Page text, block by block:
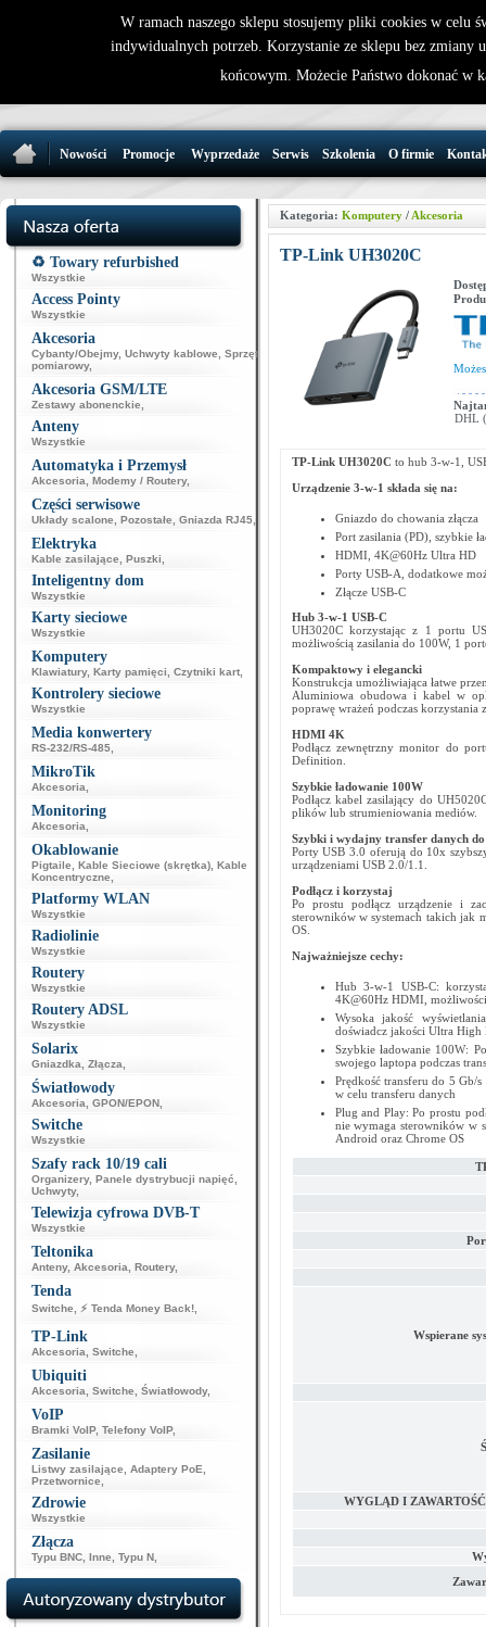
32 721 86
Nowości Promocje Wyprzedaże Serwis Szkolenia O firmie
♻️ Towary refurbished
Wszystkie
Access Pointy
Wszystkie
Akcesoria
Cybanty/Obejmy, Uchwyty kablowe
Sprzęt
pomiarowy,
Akcesoria GSM/LTE
Zestawy abonenckie
Anteny
Wszystkie
Automatyka i Przemysł
Akcesoria Modemy / Routery,
Części serwisowe
Układy scalone Pozostałe Gniazda RJ45
Elektryka
Kable zasilające Puszki
Inteligentny dom
Wszystkie
Karty sieciowe
Wszystkie
Komputery
Klawiatury, Karty pamięci Czytniki kart
Kontrolery sieciowe
Wszystkie
Media konwertery
RS-232/RS-485
MikroTik
Akcesoria
Monitoring
Akcesoria
Okablowanie
Pigtaile Kable Sieciowe (skrętka) Kable
Koncentryczne
Platformy WLAN
Wszystkie
Radiolinie
Wszystkie
Routery
Wszystkie
Routery ADSL
Wszystkie
Solarix
Gniazdka Złącza
Światłowody
Akcesoria GPON/EPON
Switche
Wszystkie
Szafy rack 10/19 cali
Organizery, Panele dystrybucji napięć
Uchwyty,
Telewizja cyfrowa DVB-T
Wszystkie
Teltonika
Anteny, Akcesoria Routery,
Tenda
Switche ⚡ Tenda Money Back!
TP-Link
Akcesoria Switche
Ubiquiti
Akcesoria Switche Światłowody,
VoIP
Bramki VoIP, Telefony VoIP,
Zasilanie
Listwy zasilające Adaptery PoE
Przetwornice
Zdrowie
Wszystkie
Złącza
Typu BNC Inne Typu N
Kategoria: Komputery/ Akcesoria
TP-Link UH3020C
DHL
TP-Link UH3020C to hub 3-w-1,
Urządzenie 3-w-1 składa się na:
Gniazdo do chowania złącza
Port zasilania (PD), szybkie
HDMI, 4K@60Hz Ultra HD
Porty USB-A, dodatkowe
Złącze USB-C
Hub 3-w-1 USB-C
UH3020C korzystając z 1 portu
możliwością zasilania do 100W, 1
Kompaktowy i elegancki
Konstrukcja umożliwiająca łatwe
Aluminiowa obudowa i kabel w
poprawę wrażeń podczas korzystania
HDMI 4K
Podłącz zewnętrzny monitor do
Definition.
Szybkie ładowanie 100W
Podłącz kabel zasilający do
plików lub strumieniowania mediów.
Szybki i wydajny transfer danych do
Porty USB 3.0 oferują do 10x
urządzeniami USB 2.0/1.1.
Podłącz i korzystaj
Po prostu podłącz urządzenie i
sterowników w systemach takich jak
OS.
Najważniejsze cechy:
Hub 3-w-1 USB-C:
4K@60Hz HDMI,
Wysoka jakość
doświadcz jakości Ultra
Szybkie ładowanie 100W:
swojego laptopa podczas
Prędkość transferu do 5 Gb/
w celu transferu danych
Plug and Play: Po prostu
nie wymaga sterowników w
Android oraz Chrome OS
Wspierane
WYGLĄD I
W ramach naszego sklepu stosujemy pliki cookies w celu
indywidualnych potrzeb. Korzystanie ze sklepu bez zmiany
końcowym. Możecie Państwo dokonać w